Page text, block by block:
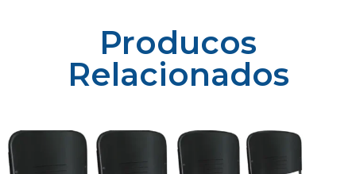
Producos
Relacionados